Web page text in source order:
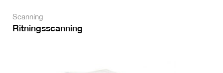
Scanning
Ritningsscanning